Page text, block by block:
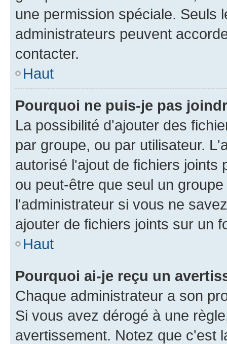
une permission spéciale. Seuls
administrateurs peuvent
contacter.
Haut
Pourquoi ne puis-je pas
La possibilité d'ajouter des
par groupe, ou par utilisateur.
autorisé l'ajout de fichiers joints
ou peut-être que seul un
l'administrateur si vous ne
ajouter de fichiers joints sur un
Haut
Pourquoi ai-je reçu un
Chaque administrateur a son
Si vous avez dérogé à une
avertissement. Notez que c'est